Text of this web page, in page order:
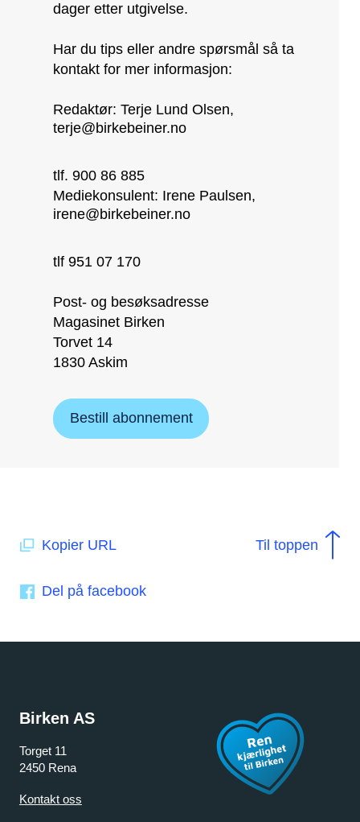
dager etter utgivelse.
Har du tips eller andre spørsmål så ta
kontakt for mer informasjon:
Redaktør: Terje Lund Olsen,
terje@birkebeiner.no
tlf. 900 86 885
Mediekonsulent: Irene Paulsen,
irene@birkebeiner.no
tlf 951 07 170
Post- og besøksadresse
Magasinet Birken
Torvet 14
1830 Askim
Bestill abonnement
Kopier URL
Del på facebook
Til toppen
Birken AS
Torget 11
2450 Rena
Kontakt oss